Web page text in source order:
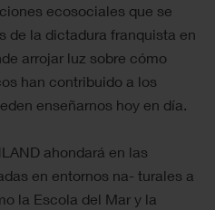
ecosociales que se
de la dictadura franquista en
arrojar luz sobre cómo
han contribuido a los
enseñarnos hoy en día.
ahondará en las
en entornos na- turales a
la Escola del Mar y la